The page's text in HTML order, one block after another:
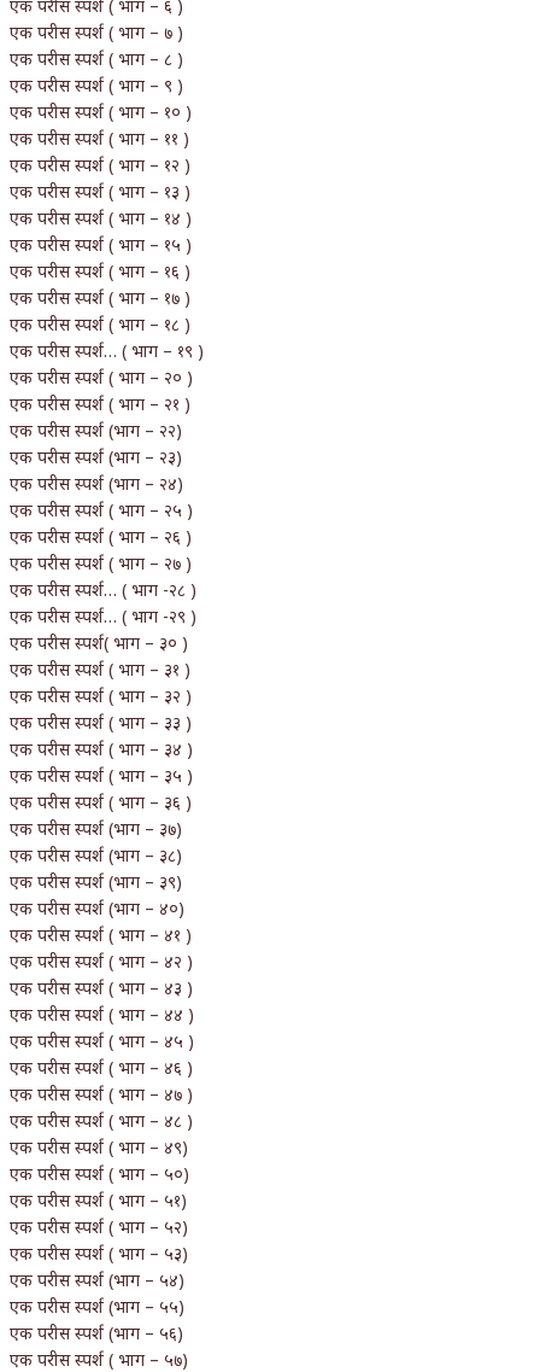
एक परीस स्पर्श ( भाग – ६ )
एक परीस स्पर्श ( भाग – ७ )
एक परीस स्पर्श ( भाग – ८ )
एक परीस स्पर्श ( भाग – ९ )
एक परीस स्पर्श ( भाग – १० )
एक परीस स्पर्श ( भाग – ११ )
एक परीस स्पर्श ( भाग – १२ )
एक परीस स्पर्श ( भाग – १३ )
एक परीस स्पर्श ( भाग – १४ )
एक परीस स्पर्श ( भाग – १५ )
एक परीस स्पर्श ( भाग – १६ )
एक परीस स्पर्श ( भाग – १७ )
एक परीस स्पर्श ( भाग – १८ )
एक परीस स्पर्श… ( भाग – १९ )
एक परीस स्पर्श ( भाग – २० )
एक परीस स्पर्श ( भाग – २१ )
एक परीस स्पर्श (भाग – २२)
एक परीस स्पर्श (भाग – २३)
एक परीस स्पर्श (भाग – २४)
एक परीस स्पर्श ( भाग – २५ )
एक परीस स्पर्श ( भाग – २६ )
एक परीस स्पर्श ( भाग – २७ )
एक परीस स्पर्श… ( भाग -२८ )
एक परीस स्पर्श… ( भाग -२९ )
एक परीस स्पर्श( भाग – ३० )
एक परीस स्पर्श ( भाग – ३१ )
एक परीस स्पर्श ( भाग – ३२ )
एक परीस स्पर्श ( भाग – ३३ )
एक परीस स्पर्श ( भाग – ३४ )
एक परीस स्पर्श ( भाग – ३५ )
एक परीस स्पर्श ( भाग – ३६ )
एक परीस स्पर्श (भाग – ३७)
एक परीस स्पर्श (भाग – ३८)
एक परीस स्पर्श (भाग – ३९)
एक परीस स्पर्श (भाग – ४०)
एक परीस स्पर्श ( भाग – ४१ )
एक परीस स्पर्श ( भाग – ४२ )
एक परीस स्पर्श ( भाग – ४३ )
एक परीस स्पर्श ( भाग – ४४ )
एक परीस स्पर्श ( भाग – ४५ )
एक परीस स्पर्श ( भाग – ४६ )
एक परीस स्पर्श ( भाग – ४७ )
एक परीस स्पर्श ( भाग – ४८ )
एक परीस स्पर्श ( भाग – ४९)
एक परीस स्पर्श ( भाग – ५०)
एक परीस स्पर्श ( भाग – ५१)
एक परीस स्पर्श ( भाग – ५२)
एक परीस स्पर्श ( भाग – ५३)
एक परीस स्पर्श (भाग – ५४)
एक परीस स्पर्श (भाग – ५५)
एक परीस स्पर्श (भाग – ५६)
एक परीस स्पर्श ( भाग – ५७)